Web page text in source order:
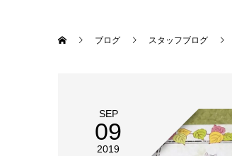
ブログ スタッフブログ
SEP
09
2019